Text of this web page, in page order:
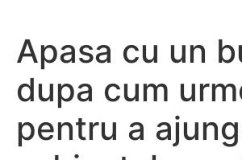
Apasa cu un
dupa cum
pentru a